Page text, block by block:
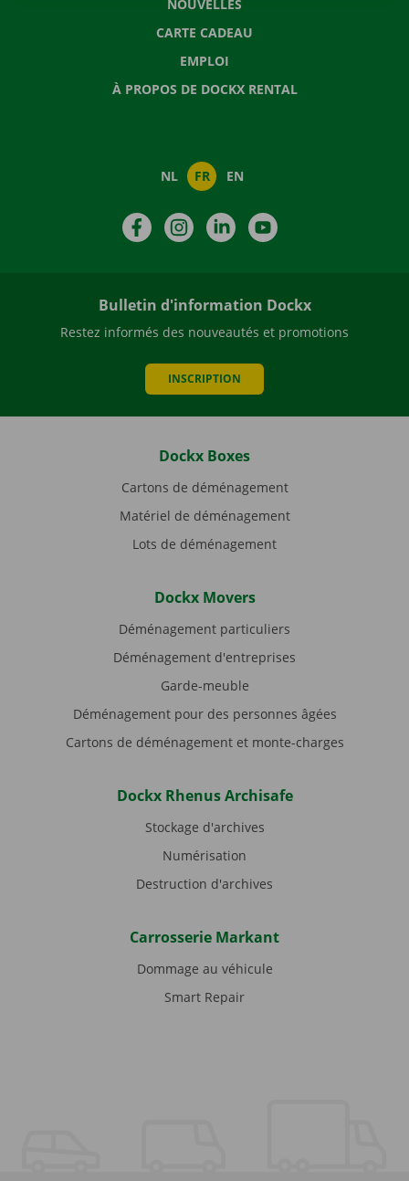
NOUVELLES
CARTE CADEAU
EMPLOI
À PROPOS DE DOCKX RENTAL
NL FR EN
FacebookInstagramLinkedIn
Bulletin d'information Dockx
Restez informés des nouveautés et promotions
INSCRIPTION
Dockx Boxes
Cartons de déménagement
Matériel de déménagement
Lots de déménagement
Dockx Movers
Déménagement particuliers
Déménagement d'entreprises
Garde-meuble
Déménagement pour des personnes âgées
Cartons de déménagement et monte-charges
Dockx Rhenus Archisafe
Stockage d'archives
Numérisation
Destruction d'archives
Carrosserie Markant
Dommage au véhicule
Smart Repair